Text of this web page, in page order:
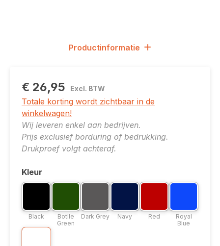
Productinformatie
€ 26,95 Excl. BTW
Totale korting wordt zichtbaar in de
winkelwagen!
Wij leveren enkel aan bedrijven.
Prijs exclusief borduring of bedrukking.
Drukproef volgt achteraf.
Selecteer
Kleur
Kleuroptie: Black
Black
Kleuroptie: Botlle Green
Botlle
Green
Kleuroptie: Dark Grey
Dark Grey
Kleuroptie: Navy
Navy
Kleuroptie: Red
Red
Kleuroptie:
Royal
Blue
Kleuroptie: White